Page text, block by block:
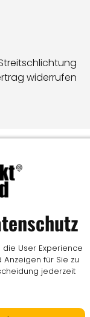
widerrufen
User Experience
für Sie zu
jederzeit